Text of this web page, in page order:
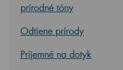
prírodné tóny
Odtiene prírody
Príjemné na dotyk